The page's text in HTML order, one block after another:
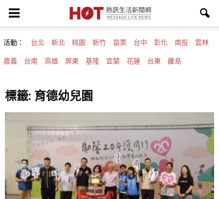
活動： 台北 新北 桃園 新竹 苗栗 台中 彰化 南投 雲林
嘉義 台南 高雄 屏東 基隆 宜蘭 花蓮 台東 離島
標籤: 育德幼兒園